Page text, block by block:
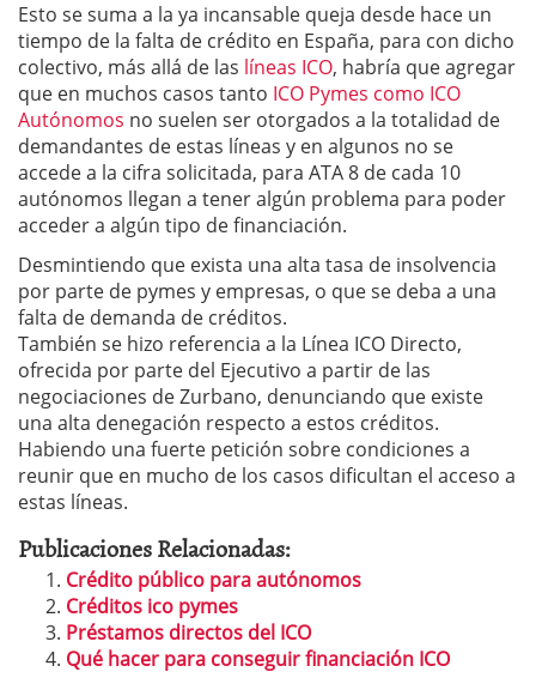
Esto se suma a la ya incansable queja desde hace un
tiempo de la falta de crédito en España, para con dicho
colectivo, más allá de las líneas ICO, habría que agregar
que en muchos casos tanto ICO Pymes como ICO
Autónomos no suelen ser otorgados a la totalidad de
demandantes de estas líneas y en algunos no se
accede a la cifra solicitada, para ATA 8 de cada 10
autónomos llegan a tener algún problema para poder
acceder a algún tipo de financiación.
Desmintiendo que exista una alta tasa de insolvencia
por parte de pymes y empresas, o que se deba a una
falta de demanda de créditos.
También se hizo referencia a la Línea ICO Directo,
ofrecida por parte del Ejecutivo a partir de las
negociaciones de Zurbano, denunciando que existe
una alta denegación respecto a estos créditos.
Habiendo una fuerte petición sobre condiciones a
reunir que en mucho de los casos dificultan el acceso a
estas líneas.
Publicaciones Relacionadas:
Crédito público para autónomos
Créditos ico pymes
Préstamos directos del ICO
Qué hacer para conseguir financiación ICO